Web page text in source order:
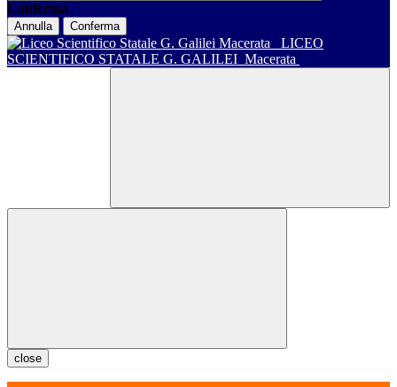
Conferma
Annulla Conferma
LICEO
SCIENTIFICO STATALE G. GALILEI Macerata
close